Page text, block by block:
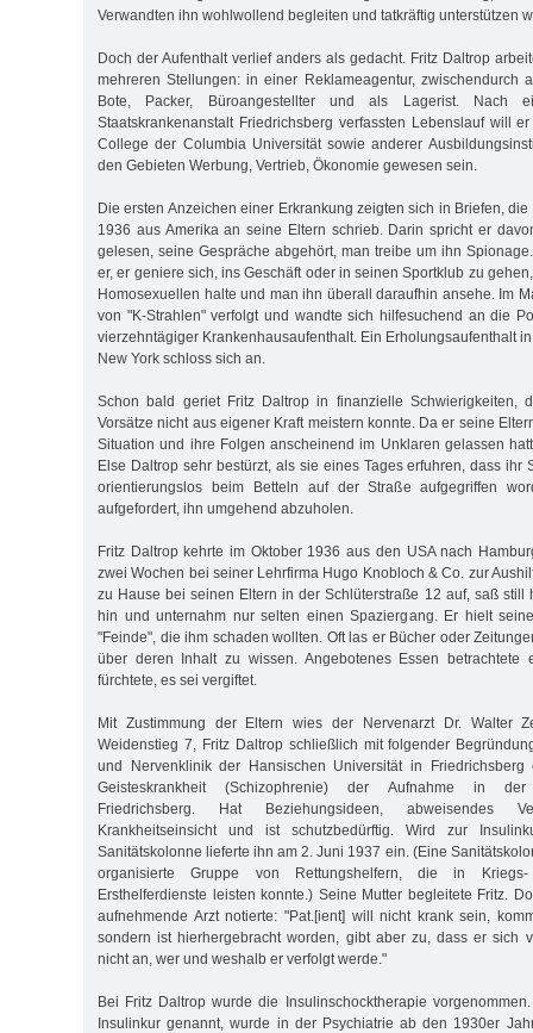
Verwandten ihn wohlwollend begleiten und tatkräftig unterstützen
Doch der Aufenthalt verlief anders als gedacht. Fritz Daltrop
mehreren Stellungen: in einer Reklameagentur, zwischendurch
Bote, Packer, Büroangestellter und als Lagerist. Nach
Staatskrankenanstalt Friedrichsberg verfassten Lebenslauf will
College der Columbia Universität sowie anderer
den Gebieten Werbung, Vertrieb, Ökonomie gewesen sein.
Die ersten Anzeichen einer Erkrankung zeigten sich in Briefen,
1936 aus Amerika an seine Eltern schrieb. Darin spricht er
gelesen, seine Gespräche abgehört, man treibe um ihn
er, er geniere sich, ins Geschäft oder in seinen Sportklub zu
Homosexuellen halte und man ihn überall daraufhin ansehe. Im
von "K-Strahlen" verfolgt und wandte sich hilfesuchend an die
vierzehntägiger Krankenhausaufenthalt. Ein Erholungsaufenthalt
New York schloss sich an.
Schon bald geriet Fritz Daltrop in finanzielle Schwierigkeiten,
Vorsätze nicht aus eigener Kraft meistern konnte. Da er seine
Situation und ihre Folgen anscheinend im Unklaren gelassen
Else Daltrop sehr bestürzt, als sie eines Tages erfuhren, dass ihr
orientierungslos beim Betteln auf der Straße aufgegriffen
aufgefordert, ihn umgehend abzuholen.
Fritz Daltrop kehrte im Oktober 1936 aus den USA nach
zwei Wochen bei seiner Lehrfirma Hugo Knobloch & Co. zur
zu Hause bei seinen Eltern in der Schlüterstraße 12 auf, saß still
hin und unternahm nur selten einen Spaziergang. Er hielt
"Feinde", die ihm schaden wollten. Oft las er Bücher oder
über deren Inhalt zu wissen. Angebotenes Essen betrachtete
fürchtete, es sei vergiftet.
Mit Zustimmung der Eltern wies der Nervenarzt Dr. Walter
Weidenstieg 7, Fritz Daltrop schließlich mit folgender
und Nervenklinik der Hansischen Universität in
Geisteskrankheit (Schizophrenie) der Aufnahme in der
Friedrichsberg. Hat Beziehungsideen, abweisendes
Krankheitseinsicht und ist schutzbedürftig. Wird zur
Sanitätskolonne lieferte ihn am 2. Juni 1937 ein. (Eine
organisierte Gruppe von Rettungshelfern, die in Kriegs-
Ersthelferdienste leisten konnte.) Seine Mutter begleitete Fritz.
aufnehmende Arzt notierte: "Pat.[ient] will nicht krank sein,
sondern ist hierhergebracht worden, gibt aber zu, dass er sich
nicht an, wer und weshalb er verfolgt werde."
Bei Fritz Daltrop wurde die Insulinschocktherapie
Insulinkur genannt, wurde in der Psychiatrie ab den 1930er